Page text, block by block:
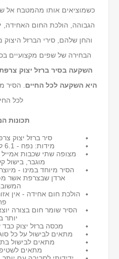
כשמוציאים אותו מהמטבח אל
הגבוהה, הולכת החום האחידה,
הבחירה של שפים מקצועיים
היא השקעה לכל החיים . הסיר
לכל
תכונות
סיר ברזל יצוק
מידות: נפח - 6.1 ליטר, קוטר - 28 ס"מ.
מצופה שתי שכבות אמייל
מוגבר, בישול
הסיר מיוחד במינו -
ארדן שבצרפת אשר
הולכת חום אחידה - אין
הסיר שומר חום בצורה
יותר
מכסה ברזל יצוק
מתאים לבישול על כל
מתאים לבישול בתנור, עד
מתאים